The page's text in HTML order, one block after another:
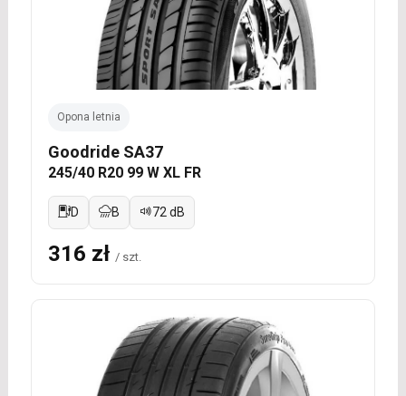
Opona letnia
Goodride SA37
245/40 R20 99 W XL FR
D B 72 dB
316 zł / szt.